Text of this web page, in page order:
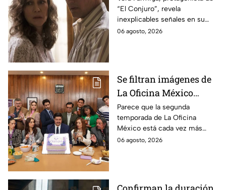
señales en su cuerpo
durante la grabación de
la película
“El Conjuro”, revela
inexplicables señales en su
cuerpo durante el rodaje de la
06 agosto, 2026
Se filtran imágenes de
La Oficina México
temporada 2 y un
detalle desata teorías
entre los fans
Parece que la segunda
temporada de La Oficina
México está cada vez más
cerca, pues el elenco ya se
06 agosto, 2026